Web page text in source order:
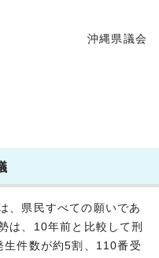
沖縄県議会
、県民すべての願いであ
は、10年前と比較して刑
生件数が約5割、110番受